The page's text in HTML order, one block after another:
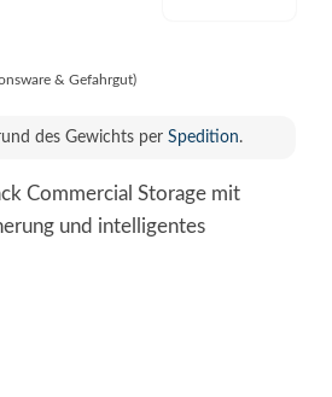
& Gefahrgut)
des Gewichts per Spedition.
Commercial Storage mit
und intelligentes